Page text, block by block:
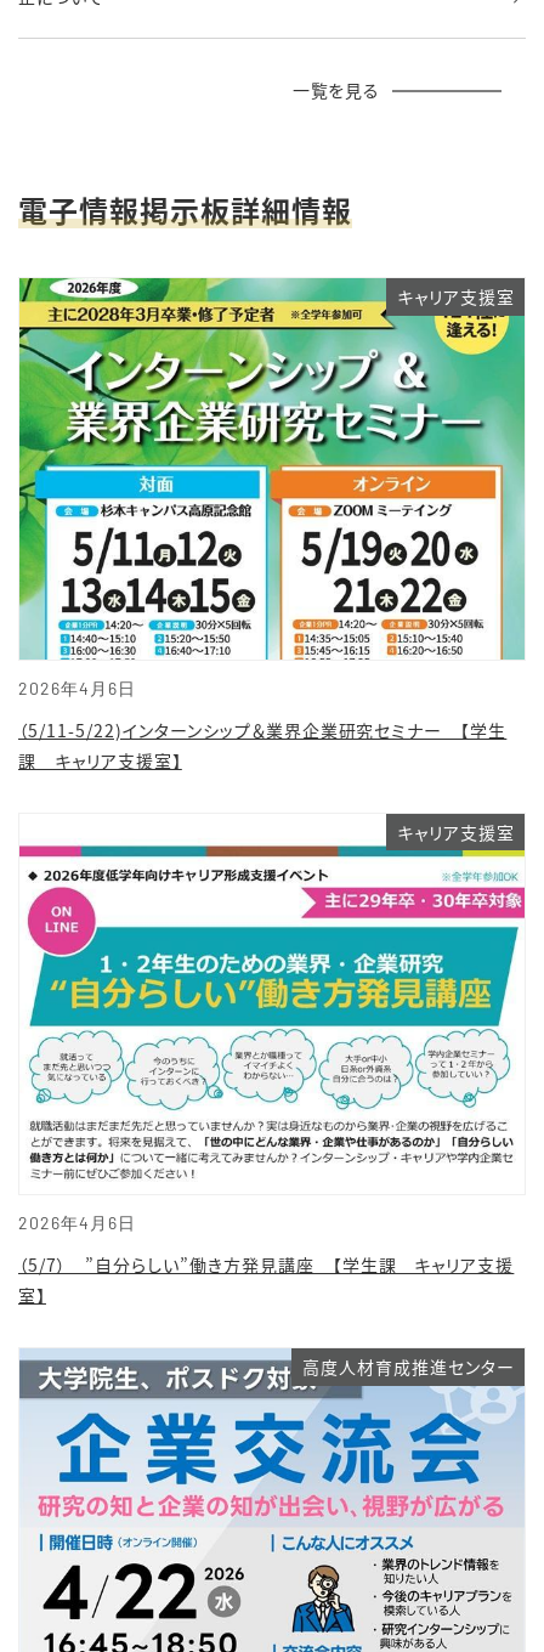
一覧を見る
電子情報掲示板詳細情報
2026年4月6日
キャリア支援室
（5/11-5/22)インターンシップ＆業界企業研究セミナー 【学生
課 キャリア支援室】
2026年4月6日
キャリア支援室
（5/7） ”自分らしい”働き方発見講座 【学生課 キャリア支援
室】
高度人材育成推進センター